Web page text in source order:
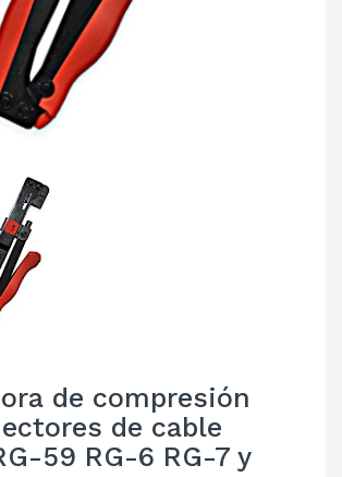
de compresión
de cable
59 RG-6 RG-7 y